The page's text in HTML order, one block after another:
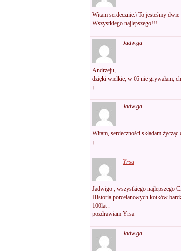
Witam serdecznie:) To jesteśmy
Wszystkiego najlepszego!!!
Jadwiga
Andrzeju,
dzięki wielkie, w 66 nie grywałam,
j
Jadwiga
Witam, serdeczności składam
j
Yrsa
Jadwigo , wszystkiego najlepszego
Historia porcelanowych kotków
100lat .
pozdrawiam Yrsa
Jadwiga